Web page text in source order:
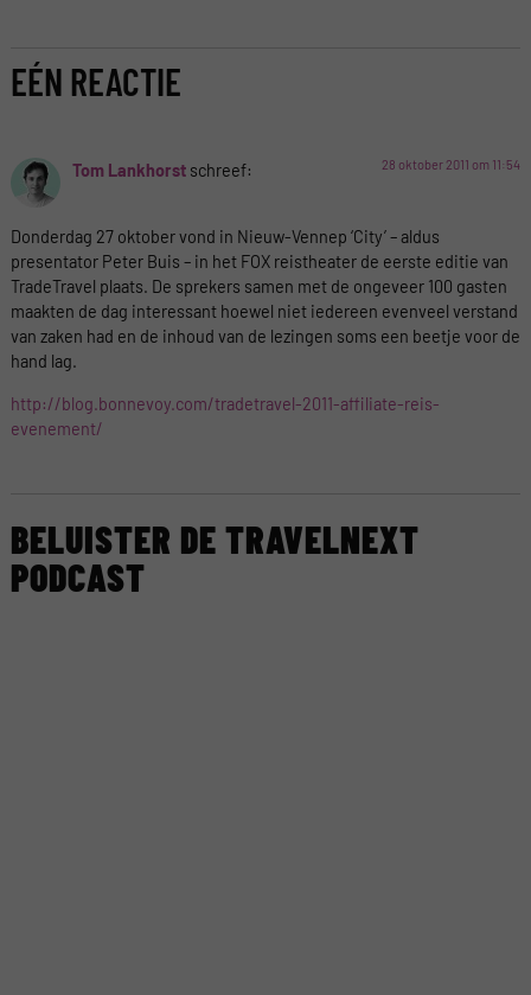
EÉN REACTIE
Tom Lankhorst schreef: 28 oktober 2011 om 11:54
Donderdag 27 oktober vond in Nieuw-Vennep ‘City’ – aldus
presentator Peter Buis – in het FOX reistheater de eerste editie van
TradeTravel plaats. De sprekers samen met de ongeveer 100 gasten
maakten de dag interessant hoewel niet iedereen evenveel verstand
van zaken had en de inhoud van de lezingen soms een beetje voor de
hand lag.
http://blog.bonnevoy.com/tradetravel-2011-affiliate-reis-
evenement/
BELUISTER DE TRAVELNEXT
PODCAST